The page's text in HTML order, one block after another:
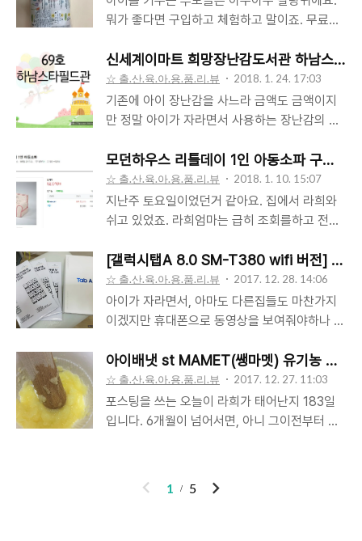
안..
저희 부부는 충분히 라희가 탈수 있으리란것을
너 잘타는구나, 작은아이가 이렇게 잘타는거 첨
이라고 하시네요.아이만 작을뿐이지 우리아이는
10개월인데 말입니다.6월27일이면 이제 돌인..
있습니다. 요게 메인인 BTV 리모콘입니다. 얇
ㅎ 야마하 사운드바의 리모콘과 TV 리모콘입니
다. 크나큰 큰그림으로 사운드바까지 구매를 하
였는데요. 요즘은 라희에 맞춰 생활하다보니 거
의 2~3단계 소리로 듣고 있습니다. 정말 조용히
ㅎ 혹여라도 조금 크게틀면 아이가 깰까봐요. 아
무튼 집에 있는 리모콘들이 사망하기전에, 아니
위생적이지 않은것을 물고 빠..
뭐가 좋다면 구입하고 체험하고 말이죠. 무료체
해 기저귀라고 합니다. 지속가능성(FSC 인증펄
프, GMO FREE 옥수수) 생분해(3~6년안에 생
분해[외부포장포함]) 3無(무염소, 무향, 무형
광) 입니다. 왔으니 이제 체험해야죠. 체험이다
되어 와습니다. 킷앤킨은 6~12키로 가능한 4단
계 우리 라희는 약 8kg정도가 넘어가니까 딱인
거 같습니다. ㅎㅎ 말씀드린거와 같이 체험판이
다보니 아쉬워요. 영국꺼라 그런가 솰라솰라 영
합니다. 궁댕이에 캐릭터가 있어, 기저귀를 입으
면 더 귀여울꺼 같습니다. ㅎ 밴드는 압박없이
아주 부드럽습니다..
신세계이마트 희망장난감도서관 하남스타
☆ 출.산.육.아.용.품.리.뷰 2018. 1. 24. 17:03
기존에 아이 장난감을 사느라 금액도 금액이지
만 정말 아이가 자라면서 사용하는 장난감의 주
ㅠ 라희야 장난감을 많이 사주지 않고 선물 받은
거와 주위 육아하시는 분들에게 빌려다가 쓴것
이 대부분인데요. 잘가지고 노는것은 하나 사주
려고해도 왠만한 장난감은 하나에 5~7만원이
척척 사주겠지만 ㅠㅠ 생활이 넉넉하지가 않다
보니까요...흙흙 그러던중 올해1월에 하남시에
신세계이마트 희망장난감도서관 하남스타필드
관이 생겼습니다. 스타필드에 생긴것은 아니고
장난감도서관 하남이 69호점이라고 하네요. 신
세계이마트에서 이렇게 이런것도 운영하는지 처
음 알았습니다. 운영시간 : 화~금 10:00..
모던하우스 리틀데이 1인 아동소파 구매후기
☆ 출.산.육.아.용.품.리.뷰 2018. 1. 10. 15:07
지난주 토요일이었던거 같아요. 집에서 라희와
쉬고 있었죠. 라희엄마는 급히 조회를하고 전화
일을 한다고 합니다. 인터넷쇼핑몰은 다 품절이
라서 모던하우스에 직접 전화를 한것입니다. 저
희가 하남이다보니 송파쪽 가든파이브에 전화를
하였습니다. 직원분께서는 문의전화가 많이 오
고 된다고 말을 해주셨습니다. 바쁘신지 연락처
를 남겨주시면 연락 주겠다고 하였는데요. 전화
가 안오는 와중에 처남에게 전화해봐서 근처면
가서 확인해달라고(처가집이 자곡래미안이라
락도 엄청오고 사람들도 엄청온다고 하더랍..
[갤럭시탭A 8.0 SM-T380 wifi 버전] 구매
☆ 출.산.육.아.용.품.리.뷰 2017. 12. 28. 14:06
아이가 자라면서, 아마도 다른집들도 마찬가지
이겠지만 휴대폰으로 동영상을 보여줘야하나 말
가 동영상을 켜고 라희를 안고 자장가를 불러주
고 잠을 재우고 하였습니다. 물론 휴대폰은 주머
니에 넣고 영상을 보지 않고 자장가만 따라 불러
줬습니다. 그렇게 3~4곡정도면 잠을 잘 자더라
여주고 싶어서 8인치 태블릿을 사게 되었습니
아이배냇 st MAMET(쌩마멧) 유기농 과일
☆ 출.산.육.아.용.품.리.뷰 2017. 12. 27. 11:03
포스팅을 쓰는 오늘이 라희가 태어난지 183일
입니다. 6개월이 넘어서면, 아니 그이전부터 이
식을 먹을때 라희가 음식을 처다봅니다. 정말 사
람이 되어 가나 봅니다. 한번은 라희엄마가 직접
이
1 5
다